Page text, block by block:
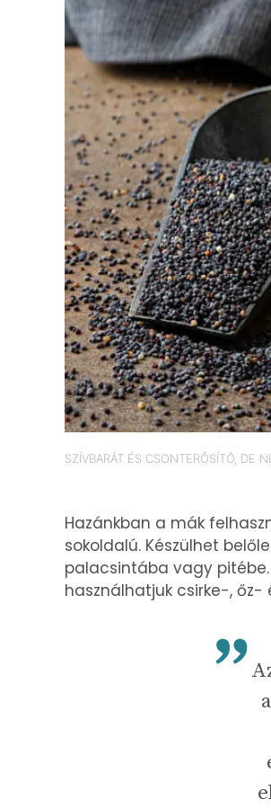
SZÍVBARÁT ÉS CSONTERŐSÍTŐ, DE
Hazánkban a mák
sokoldalú. Készülhet
palacsintába vagy
használhatjuk csirke-, őz-